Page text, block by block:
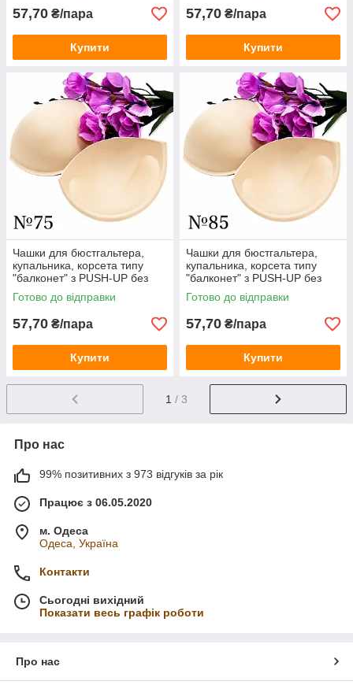
57,70 ₴/пара
Купити
57,70 ₴/пара
Купити
Чашки для бюстгальтера,
купальника, корсета типу
"балконет" з PUSH-UP без
кісточок / беж / розмір № 75
Готово до відправки
57,70 ₴/пара
Купити
Чашки для бюстгальтера,
купальника, корсета типу
"балконет" з PUSH-UP без
кісточок / беж / розмір № 85
Готово до відправки
57,70 ₴/пара
Купити
1 / 3
Про нас
99% позитивних з 973 відгуків за рік
Працює з 06.05.2020
м. Одеса
Одеса, Україна
Контакти
Сьогодні вихідний
Показати весь графік роботи
Про нас